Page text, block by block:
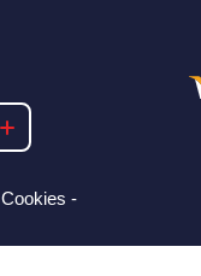
Cookies -